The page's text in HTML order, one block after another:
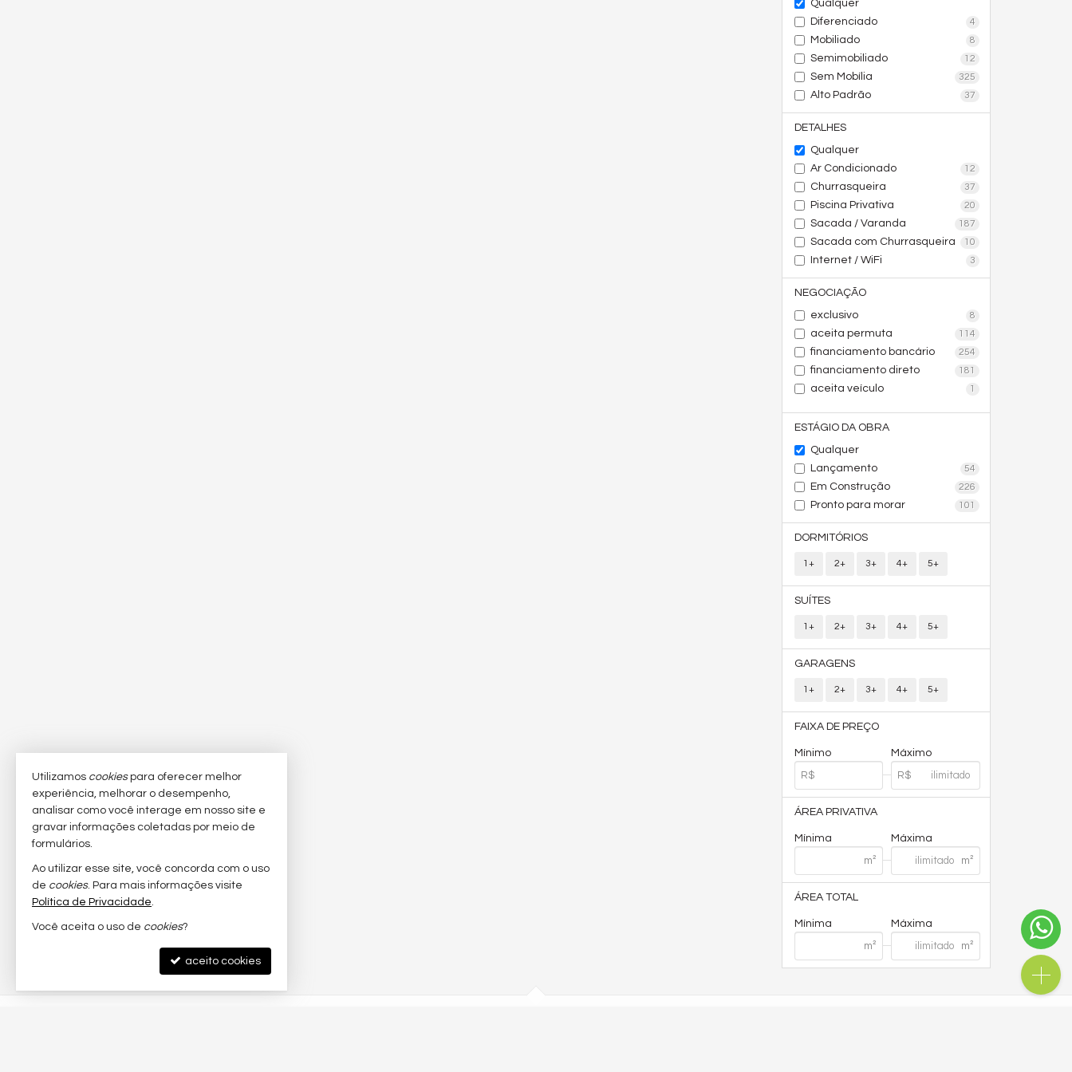
Qualquer
Diferenciado
4
Mobiliado 8
Semimobiliado 12
Sem Mobília 325
Alto Padrão 37
DETALHES
Qualquer
Ar Condicionado
12
Churrasqueira 37
Piscina Privativa 20
Sacada / Varanda 187
Sacada com Churrasqueira 10
Internet / WiFi 3
NEGOCIAÇÃO
exclusivo
8
aceita permuta 114
financiamento bancário 254
financiamento direto 181
aceita veículo 1
ESTÁGIO DA OBRA
Qualquer
Lançamento
54
Em Construção 226
Pronto para morar 101
DORMITÓRIOS
1+ 2+ 3+ 4+ 5+
SUÍTES
1+ 2+ 3+ 4+ 5+
GARAGENS
1+ 2+ 3+ 4+ 5+
FAIXA DE PREÇO
Mínimo Máximo
ÁREA PRIVATIVA
Mínima Máxima
ÁREA TOTAL
Mínima Máxima
Utilizamos cookiespara oferecer melhor
experiência, melhorar o desempenho,
analisar como você interage em nosso site e
gravar informações coletadas por meio de
formulários.
Ao utilizar esse site, você concorda com o uso
de cookies. Para mais informações visite
Política de Privacidade.
Você aceita o uso de cookies?
aceito cookies